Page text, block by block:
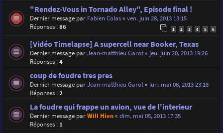
"Rendez-Vous in Tornado Alley", Episode final !
Dernier message par Fabien Colas« ven. juin 28, 2013 13:15
Réponses :86 1 2 3 4 5 6
[Vidéo Timelapse] A supercell near Booker, Texas
Dernier message parJean-matthieu Garot« jeu. juin 20, 2013 19:26
Réponses :4
coup de foudre tres pres
Dernier message parJean-matthieu Garot« lun. mai 06, 2013 23:18
Réponses :2
La foudre qui frappe un avion, vue de l'interieur
Dernier message parWill Hien« dim. mai 05, 2013 17:35
Réponses : 1